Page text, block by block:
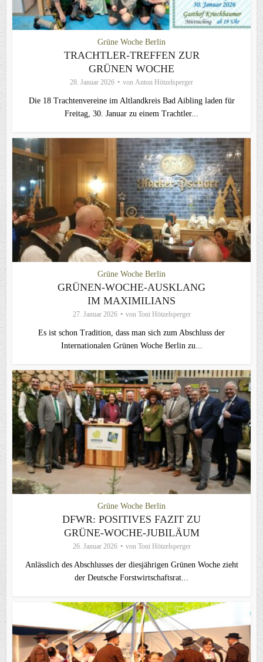
Grüne Woche Berlin
TRACHTLER-TREFFEN ZUR
GRÜNEN WOCHE
28. Januar 2026 von Anton Hötzelsperger
Die 18 Trachtenvereine im Altlandkreis Bad Aibling laden für
Freitag, 30. Januar zu einem Trachtler...
Grüne Woche Berlin
GRÜNEN-WOCHE-AUSKLANG
IM MAXIMILIANS
27. Januar 2026 von Toni Hötzelsperger
Es ist schon Tradition, dass man sich zum Abschluss der
Internationalen Grünen Woche Berlin zu...
Grüne Woche Berlin
DFWR: POSITIVES FAZIT ZU
GRÜNE-WOCHE-JUBILÄUM
26. Januar 2026 von Toni Hötzelsperger
Anlässlich des Abschlusses der diesjährigen Grünen Woche zieht
der Deutsche Forstwirtschaftsrat...